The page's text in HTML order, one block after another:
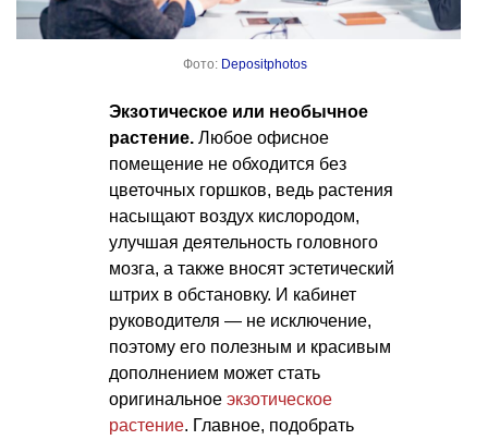
Фото: Depositphotos
Экзотическое или необычное
растение. Любое офисное
помещение не обходится без
цветочных горшков, ведь растения
насыщают воздух кислородом,
улучшая деятельность головного
мозга, а также вносят эстетический
штрих в обстановку. И кабинет
руководителя — не исключение,
поэтому его полезным и красивым
дополнением может стать
оригинальное экзотическое
растение. Главное, подобрать